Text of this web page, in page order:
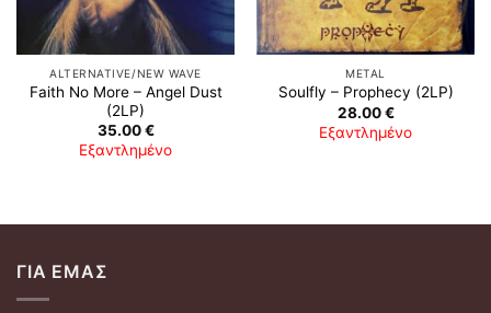
ALTERNATIVE/NEW WAVE
Faith No More ‎– Angel Dust
(2LP)
35.00€
Εξαντλημένο
METAL
Soulfly ‎– Prophecy (2LP)
28.00€
Εξαντλημένο
ΓΙΑ ΕΜΆΣ